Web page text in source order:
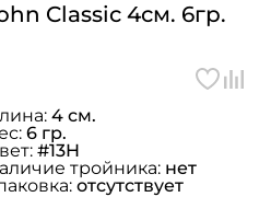
Classic 4см. 6гр.
4 см.
6 гр.
#13H
тройника: нет
отсутствует